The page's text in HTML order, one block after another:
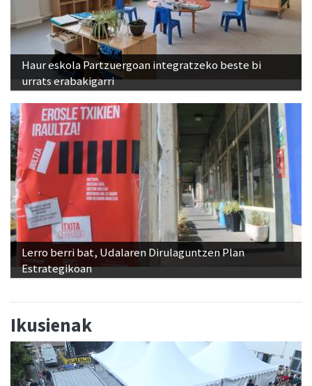
Haur eskola Partzuergoan integratzeko beste bi
urrats erabakigarri
Lerro berri bat, Udalaren Dirulaguntzen Plan
Estrategikoan
Ikusienak